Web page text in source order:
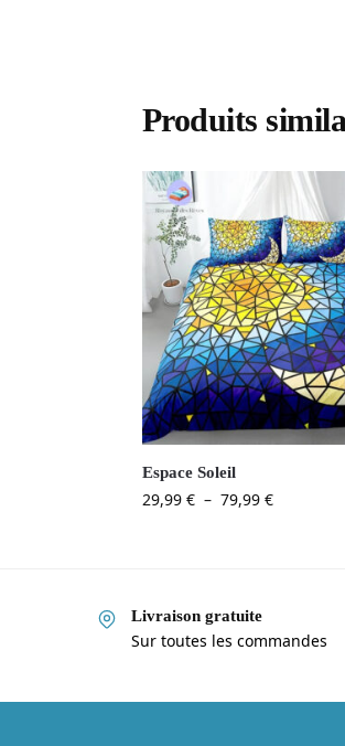
Produits
Espace Soleil
29,99 € – 79,99 €
Livraison gratuite
Sur toutes les commandes